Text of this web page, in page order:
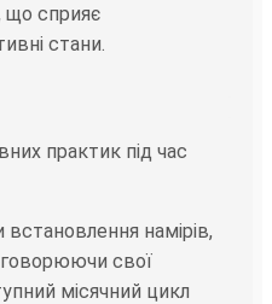
що сприяє
стани.
практик під час
намірів,
свої
місячний цикл